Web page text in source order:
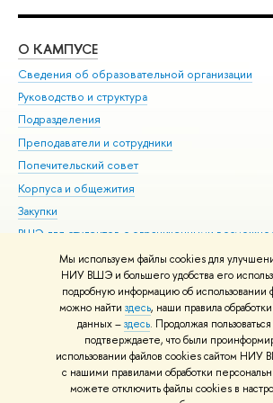
Мы используем файлы cookies для
НИУ ВШЭ и большего удобства его
подробную информацию об использовании
можно найти здесь, наши правила
данных –здесь. Продолжая
подтверждаете, что были
использовании файлов cookies сайтом НИУ
с нашими правилами обработки
можете отключить файлы cookies в
О КАМПУСЕ
Сведения об образовательной организации
Руководство и структура
Подразделения
Преподаватели и сотрудники
Попечительский совет
Корпуса и общежития
Закупки
ВШЭ для студентов с ограниченными
здоровья и инвалидностью
Версия для слабовидящих
Единая платежная страница
© НИУ ВШЭ 1993–2026 Адреса и контакты
материалов Политика конфиденциальности
Шрифты HSE Sans и HSE Slab разработаны в